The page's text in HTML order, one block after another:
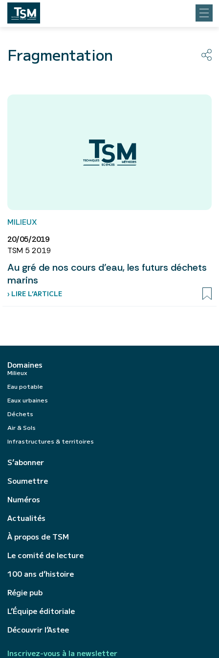
Fragmentation
MILIEUX
20/05/2019
TSM 5 2019
Au gré de nos cours d’eau, les futurs déchets
marins
› LIRE L’ARTICLE
Domaines
Milieux
Eau potable
Eaux urbaines
Déchets
Air & Sols
Infrastructures & territoires
S’abonner
Soumettre
Numéros
Actualités
À propos de TSM
Le comité de lecture
100 ans d’histoire
Régie pub
L’Équipe éditoriale
Découvrir l’Astee
Inscrivez-vous à la newsletter